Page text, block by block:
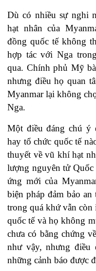
Dù có nhiều sự nghi
hạt nhân của
đồng quốc tế không
hợp tác với Nga
qua. Chính phủ Mỹ
nhưng điều họ quan
Myanmar lại không
Nga.
Một điều đáng chú ý
hay tổ chức quốc tế
thuyết về vũ khí hạt
lượng nguyên tử
ứng mới của
biện pháp đảm bảo
trong quá khứ vẫn còn
quốc tế và họ không
chưa có bằng chứng
như vậy, nhưng điều
những cảnh báo được